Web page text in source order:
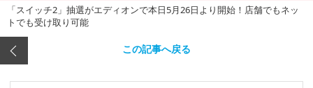
「スイッチ2」抽選がエディオンで本日5月26日より開始！店舗でもネッ
トでも受け取り可能
この記事へ戻る